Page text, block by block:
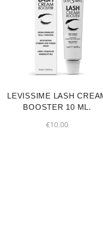
LEVISSIME LASH
BOOSTER 10 ML.
€10.00